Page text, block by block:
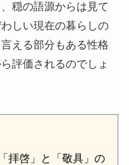
穏の語源からは見て
しい現在の暮らしの
える部分もある性格
評価されるのでしょ
拝啓」と「敬具」の